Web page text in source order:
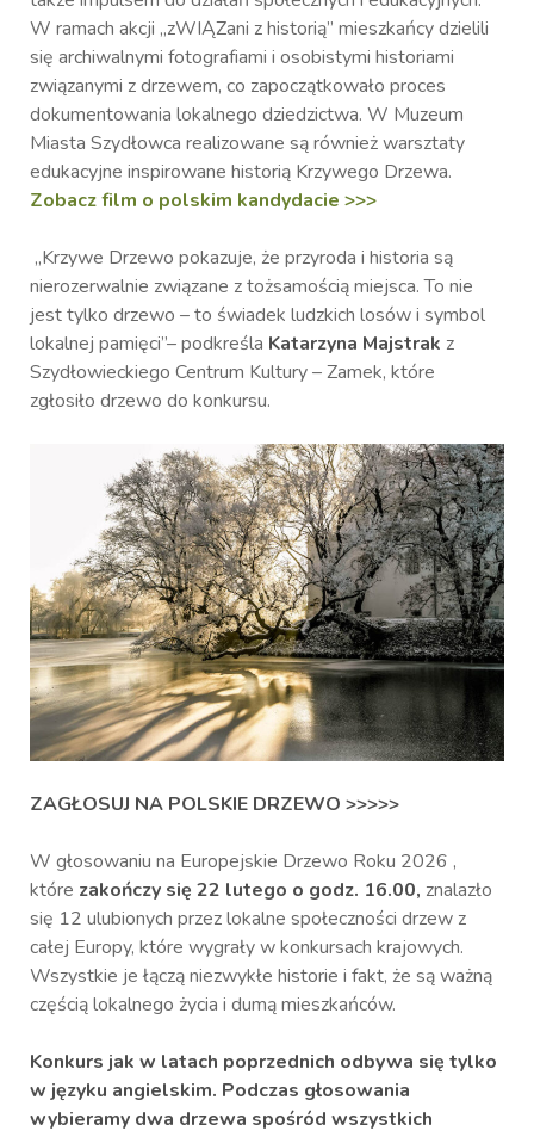
W ramach akcji „zWIĄZani z historią” mieszkańcy dzielili
się archiwalnymi fotografiami i osobistymi historiami
związanymi z drzewem, co zapoczątkowało proces
dokumentowania lokalnego dziedzictwa. W Muzeum
Miasta Szydłowca realizowane są również warsztaty
edukacyjne inspirowane historią Krzywego Drzewa.
Zobacz film o polskim kandydacie >>>
„Krzywe Drzewo pokazuje, że przyroda i historia są
nierozerwalnie związane z tożsamością miejsca. To nie
jest tylko drzewo – to świadek ludzkich losów i symbol
lokalnej pamięci”– podkreśla Katarzyna Majstrak z
Szydłowieckiego Centrum Kultury – Zamek, które
zgłosiło drzewo do konkursu.
ZAGŁOSUJ NA POLSKIE DRZEWO >>>>>
W głosowaniu na Europejskie Drzewo Roku 2026 ,
które zakończy się 22 lutego o godz. 16.00, znalazło
się 12 ulubionych przez lokalne społeczności drzew z
całej Europy, które wygrały w konkursach krajowych.
Wszystkie je łączą niezwykłe historie i fakt, że są ważną
częścią lokalnego życia i dumą mieszkańców.
Konkurs jak w latach poprzednich odbywa się tylko
w języku angielskim. Podczas głosowania
wybieramy dwa drzewa spośród wszystkich